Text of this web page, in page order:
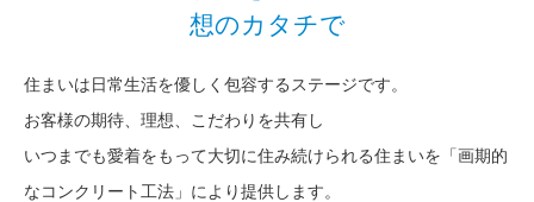
想のカタチで
住まいは日常生活を優しく包容するステージです。
お客様の期待、理想、こだわりを共有し
いつまでも愛着をもって大切に住み続けられる住まいを「画期的
なコンクリート工法」により提供します。